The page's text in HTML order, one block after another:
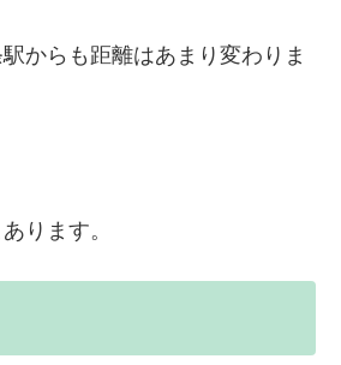
からも距離はあまり変わりま
ります。